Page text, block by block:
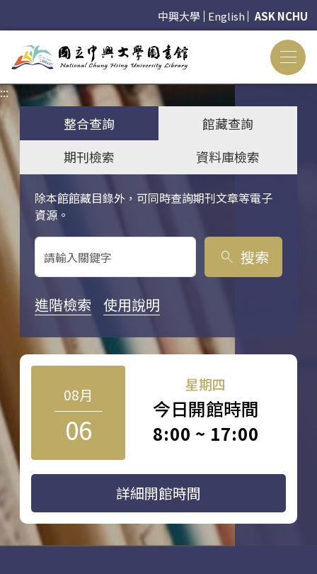
中興大學 English ASK NCHU
:::
整合查詢
館藏查詢
期刊檢索
資料庫檢索
除本館館藏目錄外，可同時查詢期刊文章等電子
資源。
關鍵字搜尋
search 搜索
進階檢索 使用說明
08月
06
星期四
今日開館時間
8:00 ~ 17:00
詳細開館時間